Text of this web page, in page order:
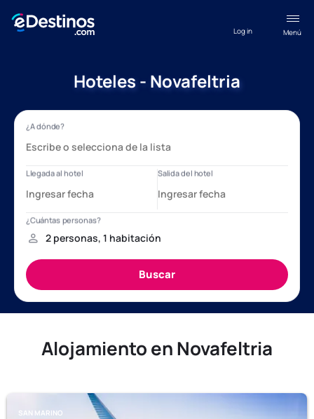
Menú
Log in
Hoteles - Novafeltria
Alojamiento en Novafeltria
SAN MARINO